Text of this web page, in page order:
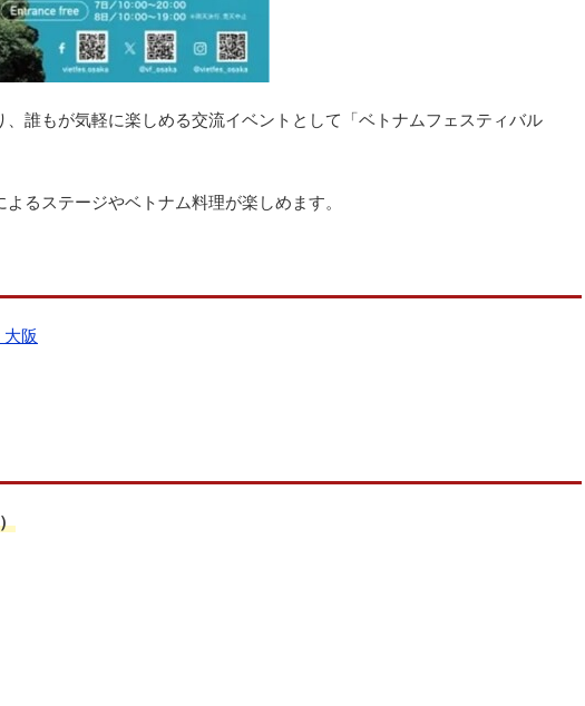
誰もが気軽に楽しめる交流イベントとして「ベトナムフェスティバル
るステージやベトナム料理が楽しめます。
阪